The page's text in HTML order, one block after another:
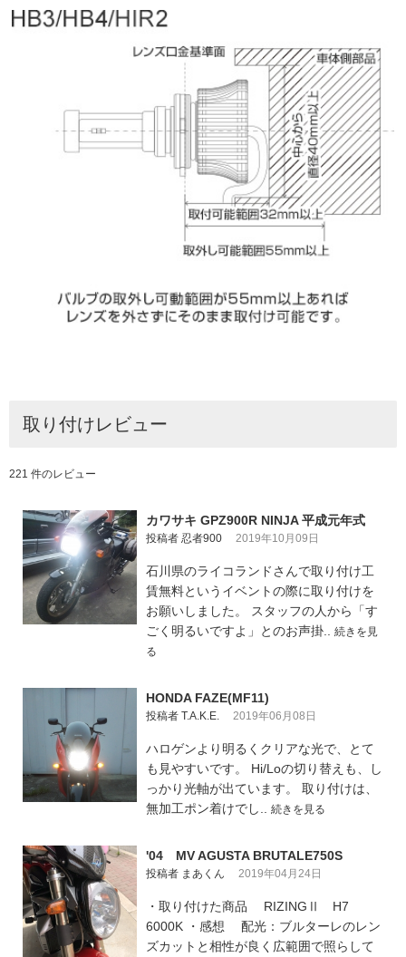
取り付けレビュー
221 件のレビュー
カワサキ GPZ900R NINJA 平成元年式
投稿者 忍者900 2019年10月09日
石川県のライコランドさんで取り付け工
賃無料というイベントの際に取り付けを
お願いしました。 スタッフの人から「す
ごく明るいですよ」とのお声掛.. 続きを見
る
HONDA FAZE(MF11)
投稿者 T.A.K.E. 2019年06月08日
ハロゲンより明るくクリアな光で、とて
も見やすいです。 Hi/Loの切り替えも、し
っかり光軸が出ています。 取り付けは、
無加工ポン着けでし.. 続きを見る
'04 MV AGUSTA BRUTALE750S
投稿者 まあくん 2019年04月24日
・取り付けた商品 RIZINGⅡ H7
6000K ・感想 配光：ブルターレのレン
ズカットと相性が良く広範囲で照らして